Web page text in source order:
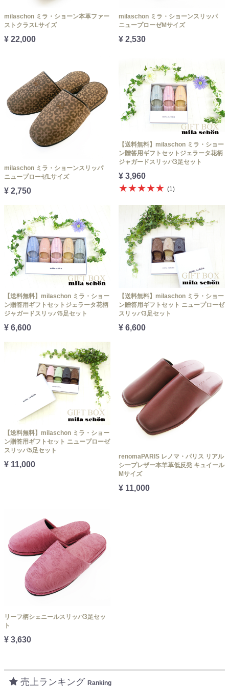
milaschon ミラ・ショーン本革ファー
ストクラスLサイズ
¥ 22,000
milaschon ミラ・ショーンスリッパ
ニュープローゼMサイズ
¥ 2,530
milaschon ミラ・ショーンスリッパ
ニュープローゼLサイズ
¥ 2,750
【送料無料】milaschon ミラ・ショー
ン贈答用ギフトセットジェラータ花柄
ジャガードスリッパ3足セット
¥ 3,960
★★★★★ (1)
【送料無料】milaschon ミラ・ショー
ン贈答用ギフトセットジェラータ花柄
ジャガードスリッパ5足セット
¥ 6,600
【送料無料】milaschon ミラ・ショー
ン贈答用ギフトセット ニュープローゼ
スリッパ3足セット
¥ 6,600
【送料無料】milaschon ミラ・ショー
ン贈答用ギフトセット ニュープローゼ
スリッパ5足セット
¥ 11,000
renomaPARIS レノマ・パリス リアル
シープレザー本羊革低反発 キュイール
Mサイズ
¥ 11,000
リーフ柄シェニールスリッパ3足セッ
ト
¥ 3,630
売上ランキング Ranking